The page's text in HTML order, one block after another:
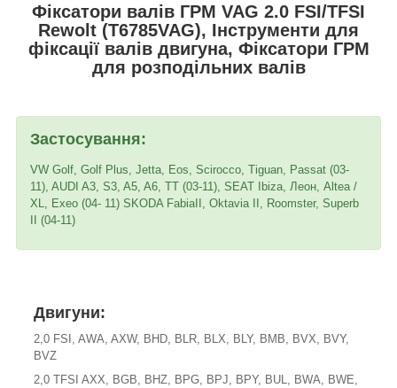
Фіксатори валів ГРМ VAG 2.0 FSI/TFSI
Rewolt (T6785VAG), Інструменти для
фіксації валів двигуна, Фіксатори ГРМ
для розподільних валів
Застосування:
VW Golf, Golf Plus, Jetta, Eos, Scirocco, Tiguan, Passat (03-
11), AUDI A3, S3, A5, A6, TT (03-11), SEAT Ibiza, Леон, Altea /
XL, Exeo (04- 11) SKODA FabiaII, Oktavia II, Roomster, Superb
II (04-11)
Двигуни:
2,0 FSI, AWA, AXW, BHD, BLR, BLX, BLY, BMB, BVX, BVY,
BVZ
2,0 TFSI AXX, BGB, BHZ, BPG, BPJ, BPY, BUL, BWA, BWE,